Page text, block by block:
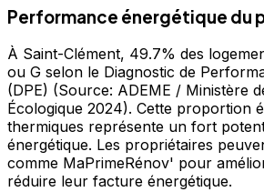
Performance énergétique du
À Saint-Clément, 49.7% des
ou G selon le Diagnostic de
(DPE) (Source: ADEME / Ministère
Écologique 2024). Cette proportion
thermiques représente un fort
énergétique. Les propriétaires
comme MaPrimeRénov' pour
réduire leur facture énergétique.